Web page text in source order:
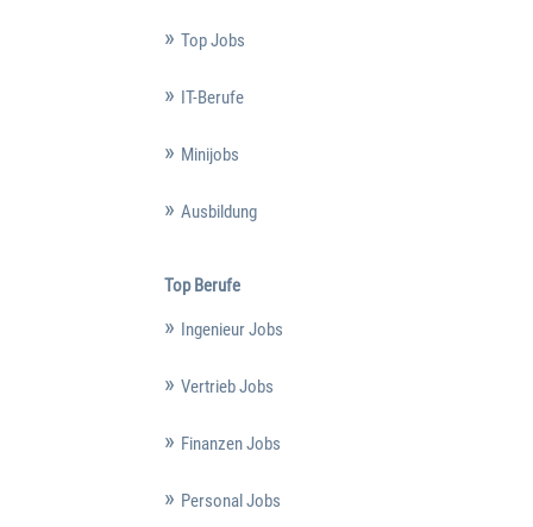
Top Jobs
IT-Berufe
Minijobs
Ausbildung
Top Berufe
Ingenieur Jobs
Vertrieb Jobs
Finanzen Jobs
Personal Jobs